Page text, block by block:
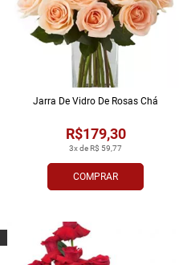
COMPRAR
3x de R$ 59,77
R$179,30
Jarra De Vidro De Rosas Chá